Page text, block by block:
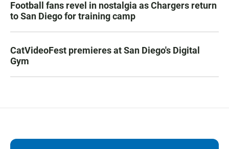
Football fans revel in nostalgia as Chargers return
to San Diego for training camp
CatVideoFest premieres at San Diego's Digital
Gym